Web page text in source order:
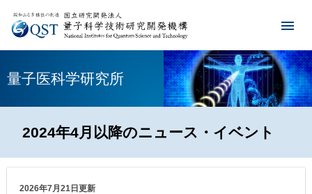
量子医科学研究所
2024年4月以降のニュース・イベント
2026年7月21日更新